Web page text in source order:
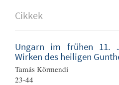
Cikkek
Ungarn im frühen 11.
Wirken des heiligen
Tamás Körmendi
23-44